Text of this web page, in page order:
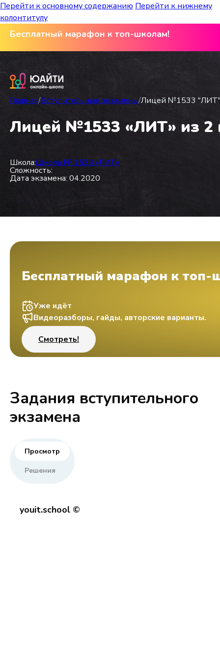
Перейти к основному содержанию Перейти к нижнему
колонтитулу
Бесплатный марафон к топ-школам!
Главная/Вступительные экзамены/Лицей №1533 "ЛИТ"
Лицей №1533 «ЛИТ» из 2
Школа:Школа № 1533 «ЛИТ»
Сложность:
Дата экзамена: 04.2020
Бесплатный марафон к топ-
Уже идёт
Видеоразборы, гайды, авторские варианты.
Смотреть!
Задания вступительного
экзамена
Просмотр
Решения
youit.school ©